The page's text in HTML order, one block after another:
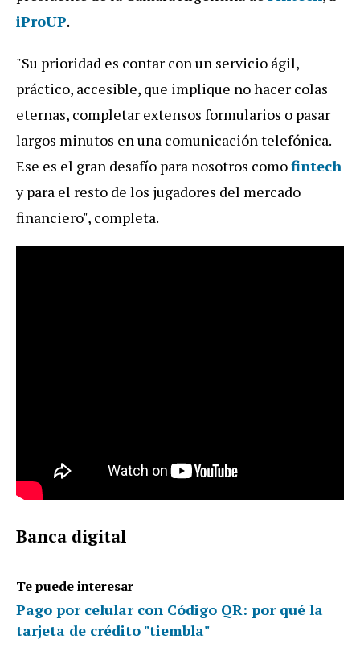
iProUP.
"Su prioridad es contar con un servicio ágil,
práctico, accesible, que implique no hacer colas
eternas, completar extensos formularios o pasar
largos minutos en una comunicación telefónica.
Ese es el gran desafío para nosotros comofintech
y para el resto de los jugadores del mercado
financiero", completa.
Banca digital
Te puede interesar
Pago por celular con Código QR: por qué la
tarjeta de crédito "tiembla"